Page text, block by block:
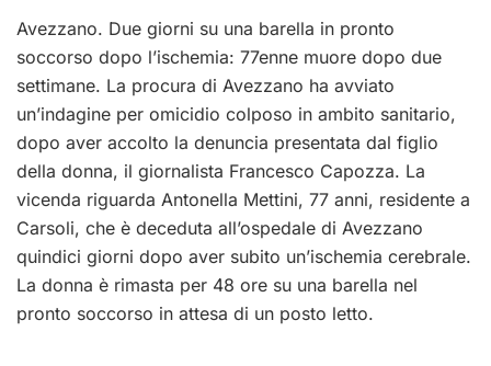
Avezzano. Due giorni su una barella in pronto
soccorso dopo l’ischemia: 77enne muore dopo due
settimane. La procura di Avezzano ha avviato
un’indagine per omicidio colposo in ambito sanitario,
dopo aver accolto la denuncia presentata dal figlio
della donna, il giornalista Francesco Capozza. La
vicenda riguarda Antonella Mettini, 77 anni, residente a
Carsoli, che è deceduta all’ospedale di Avezzano
quindici giorni dopo aver subito un’ischemia cerebrale.
La donna è rimasta per 48 ore su una barella nel
pronto soccorso in attesa di un posto letto.